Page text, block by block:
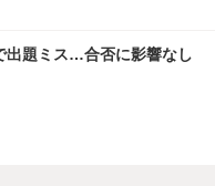
出題ミス…合否に影響なし